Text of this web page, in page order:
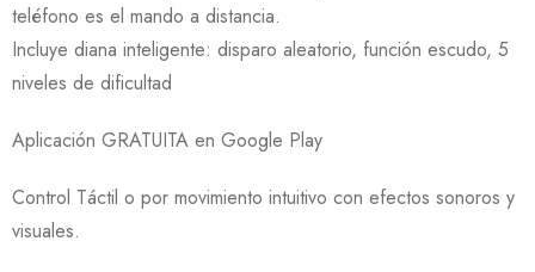
teléfono es el mando a distancia.
Incluye diana inteligente: disparo aleatorio, función escudo, 5
niveles de dificultad
Aplicación GRATUITA en Google Play
Control Táctil o por movimiento intuitivo con efectos sonoros y
visuales.